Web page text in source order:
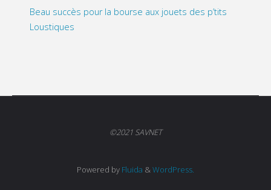
Beau succès pour la bourse aux jouets des p’tits
Loustiques
©2021 SAVNET
Powered by Fluida &WordPress.